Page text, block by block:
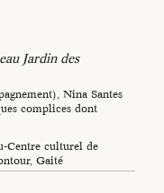
Jardin des
Nina Santes
complices dont
Centre culturel de
Gaité